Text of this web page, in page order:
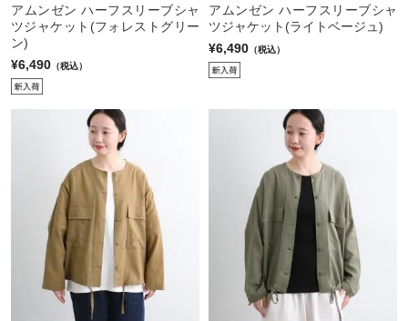
アムンゼン ハーフスリーブシャ
ツジャケット(フォレストグリー
ン)
¥6,490 （税込）
アムンゼン ハーフスリーブシャ
ツジャケット(ライトベージュ)
¥6,490 （税込）